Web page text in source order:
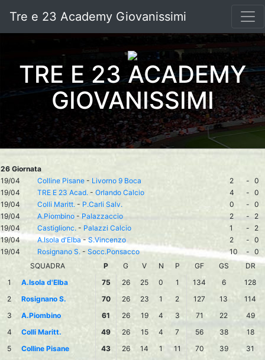
Tre e 23 Academy Giovanissimi
TRE E 23 ACADEMY
GIOVANISSIMI
26 Giornata
19/04
Colline Pisane - Livorno 9 Boca 2 - 0
19/04
TRE E 23 Acad. - Orlando Calcio 4 - 0
19/04
Colli Maritt. - P.Carli Salv. 0 - 0
19/04
A.Piombino -Palazzaccio 2 - 2
19/04
Castiglionc. - Palazzi Calcio 1 -
2
19/04
A.Isola d'Elba-S.Vincenzo 2 - 0
19/04
Rosignano S. - Socc.Ponsacco 10 - 0
SQUADRA
P G V N P GF GS
DR
1
A.Isola d'Elba 75 26 25 0 1 134 6
128
2
Rosignano S. 70 26 23 1 2 127 13
114
3
A.Piombino 61 26 19 4 3 71 22
49
4
Colli Maritt. 49 26 15 4 7 56 38
18
5
Colline Pisane 43 26 14 1 11 70 39
31